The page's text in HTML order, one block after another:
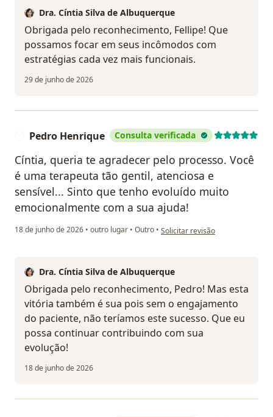
Dra. Cíntia Silva de Albuquerque
Obrigada pelo reconhecimento, Fellipe! Que
possamos focar em seus incômodos com
estratégias cada vez mais funcionais.
29 de junho de 2026
Pedro Henrique Consulta verificada
Cíntia, queria te agradecer pelo processo. Você
é uma terapeuta tão gentil, atenciosa e
sensível... Sinto que tenho evoluído muito
emocionalmente com a sua ajuda!
18 de junho de 2026 • outro lugar • Outro • na opinião do utilizador Pedro
Solicitar revisão
Dra. Cíntia Silva de Albuquerque
Obrigada pelo reconhecimento, Pedro! Mas esta
vitória também é sua pois sem o engajamento
do paciente, não teríamos este sucesso. Que eu
possa continuar contribuindo com sua
evolução!
18 de junho de 2026